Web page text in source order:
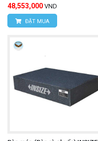
48,553,000 VND
ĐẶT MUA